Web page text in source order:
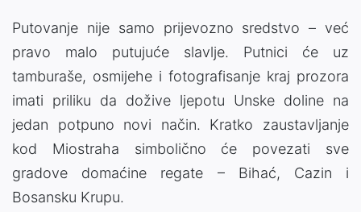
Putovanje nije samo prijevozno sredstvo – već
pravo malo putujuće slavlje. Putnici će uz
tamburaše, osmijehe i fotografisanje kraj prozora
imati priliku da dožive ljepotu Unske doline na
jedan potpuno novi način. Kratko zaustavljanje
kod Miostraha simbolično će povezati sve
gradove domaćine regate – Bihać, Cazin i
Bosansku Krupu.